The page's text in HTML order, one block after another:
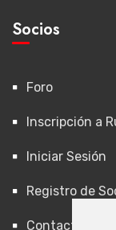
Socios
Foro
Inscripción a
Iniciar Sesión
Registro de
Contacto